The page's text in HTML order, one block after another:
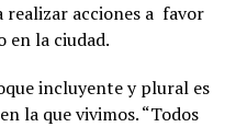
realizar acciones a favor
en la ciudad.
incluyente y plural es
la que vivimos. “Todos